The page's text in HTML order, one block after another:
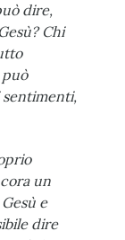
dire,
Chi
può
sentimenti,
un
e
dire